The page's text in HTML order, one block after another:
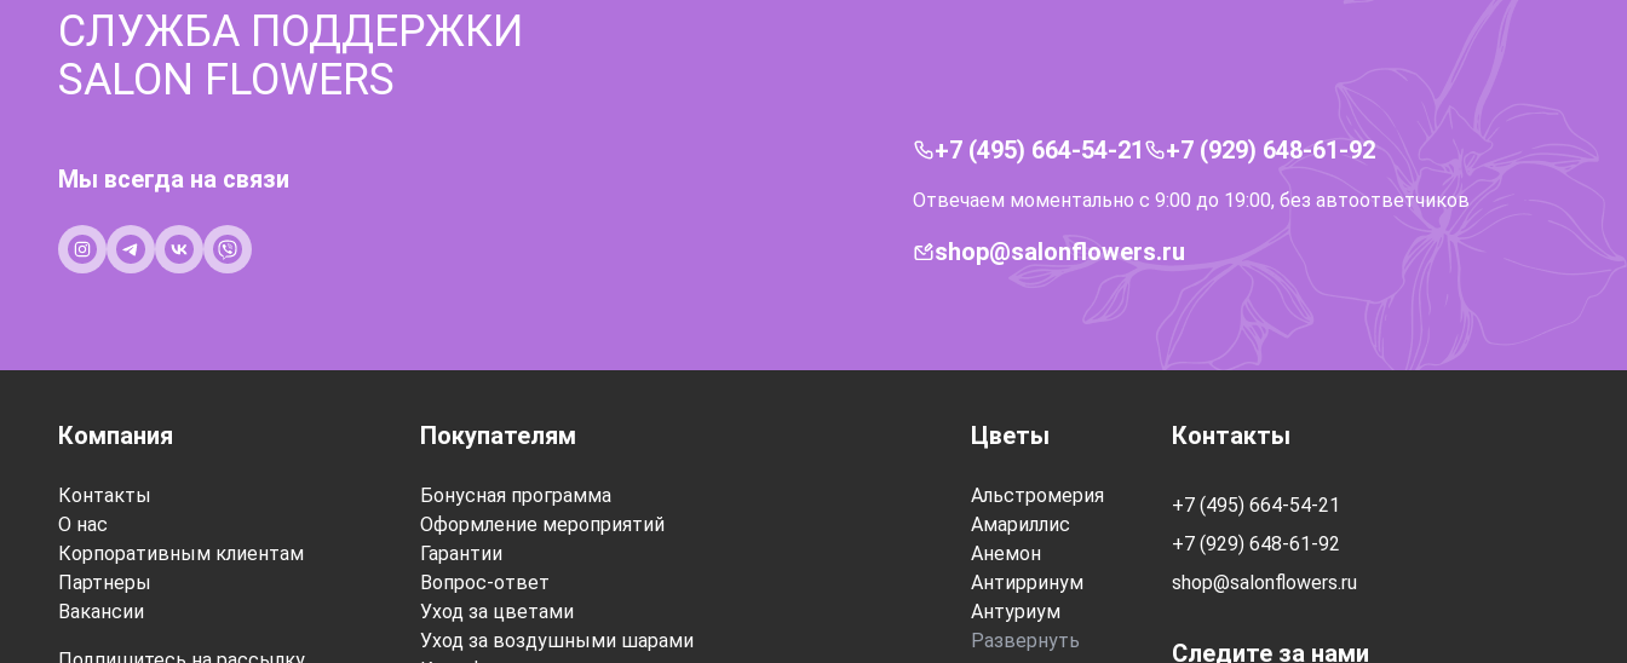
СЛУЖБА ПОДДЕРЖКИ
SALON FLOWERS
Мы всегда на связи
+7 (495) 664-54-21 +7 (929) 648-61-92
Отвечаем моментально с 9:00 до 19:00, без автоответчиков
shop@salonflowers.ru
Компания
Контакты
О нас
Корпоративным клиентам
Партнеры
Вакансии
Покупателям
Бонусная программа
Оформление мероприятий
Гарантии
Вопрос-ответ
Уход за цветами
Уход за воздушными шарами
Цветы
Альстромерия
Амариллис
Анемон
Антирринум
Антуриум
Развернуть
Контакты
+7 (495) 664-54-21
+7 (929) 648-61-92
shop@salonflowers.ru
Следите за нами